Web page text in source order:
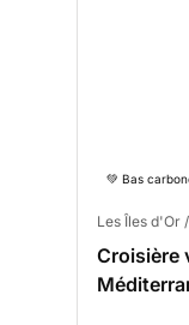
💚 Bas
Les Îles d'Or
Croisière